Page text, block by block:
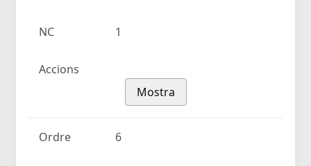
NC 1
Accions
Mostra
Ordre 6